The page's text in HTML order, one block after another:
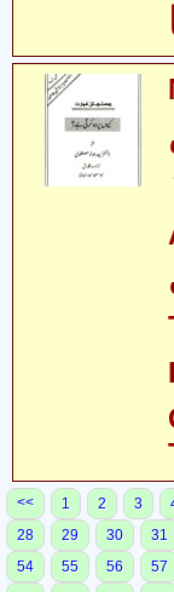
<< 1 2 3
28
29 30 31
54
55 56 57